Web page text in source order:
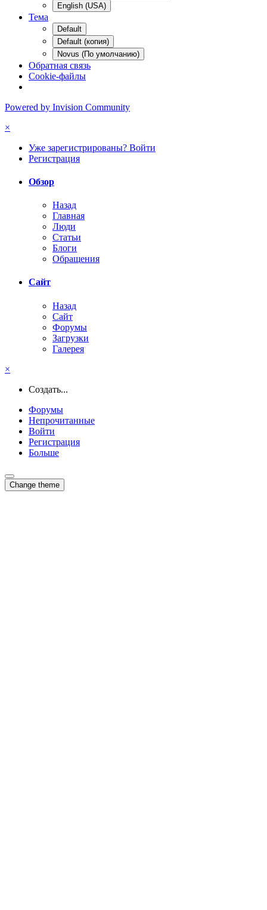
English (USA)
Тема
Default
Default (копия)
Novus (По умолчанию)
Обратная связь
Cookie-файлы
Powered by Invision Community
×
Уже зарегистрированы? Войти
Регистрация
Обзор
Назад
Главная
Люди
Статьи
Блоги
Обращения
Сайт
Назад
Сайт
Форумы
Загрузки
Галерея
×
Создать...
Форумы
Непрочитанные
Войти
Регистрация
Больше
Change theme